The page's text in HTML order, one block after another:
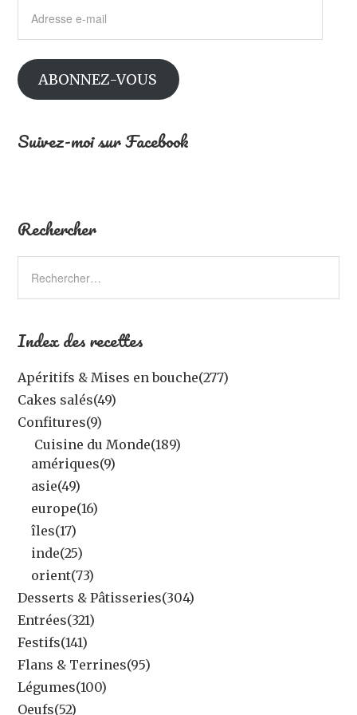
mail
ABONNEZ-VOUS
Suivez-moi sur Facebook
Rechercher
Index des recettes
Apéritifs & Mises en bouche(277)
Cakes salés(49)
Confitures(9)
Cuisine du Monde(189)
amériques(9)
asie(49)
europe(16)
îles(17)
inde(25)
orient(73)
Desserts & Pâtisseries(304)
Entrées(321)
Festifs(141)
Flans & Terrines(95)
Légumes(100)
Oeufs(52)